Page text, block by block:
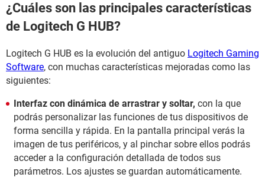
¿Cuáles son las principales características
de Logitech G HUB?
Logitech G HUB es la evolución del antiguo Logitech Gaming
Software, con muchas características mejoradas como las
siguientes:
Interfaz con dinámica de arrastrar y soltar, con la que
podrás personalizar las funciones de tus dispositivos de
forma sencilla y rápida. En la pantalla principal verás la
imagen de tus periféricos, y al pinchar sobre ellos podrás
acceder a la configuración detallada de todos sus
parámetros. Los ajustes se guardan automáticamente.